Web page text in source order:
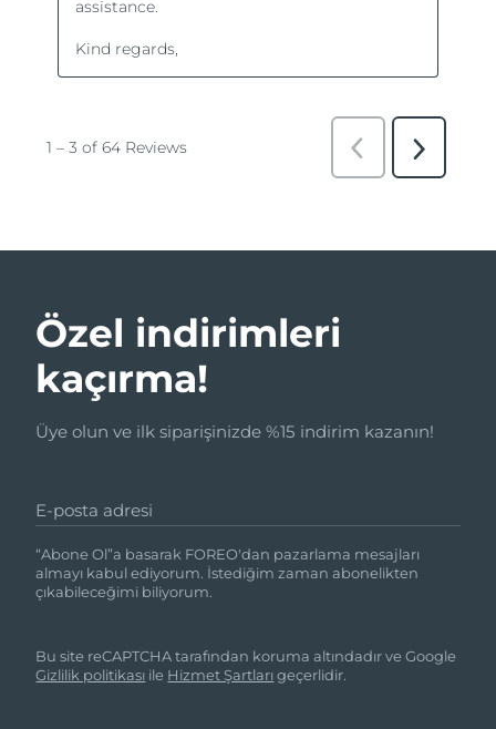
Özel indirimleri
kaçırma!
Üye olun ve ilk siparişinizde %15 indirim kazanın!
E-posta adresi
“Abone Ol”a basarak FOREO'dan pazarlama mesajları
almayı kabul ediyorum. İstediğim zaman abonelikten
çıkabileceğimi biliyorum.
Bu site reCAPTCHA tarafından koruma altındadır ve Google
Gizlilik politikası ile Hizmet Şartlarıgeçerlidir.